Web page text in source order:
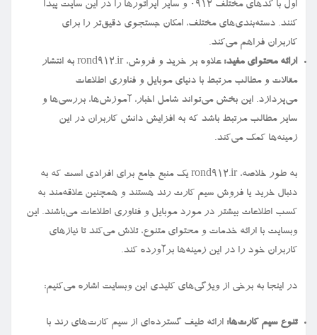
اول با کدهای مختلف ۰۹۱۲ و سایر اپراتورها را در این سایت پیدا
کنند. دسته‌بندی‌های مختلف، امکان جستجوی دقیق‌تر را برای
کاربران فراهم می‌کند.
ارائه محتوای مفید:
علاوه بر خرید و فروش، rond912.ir به انتشار
مقالات و مطالب مرتبط با دنیای موبایل و فناوری اطلاعات
می‌پردازد. این بخش می‌تواند شامل اخبار، آموزش‌ها، بررسی‌ها و
سایر مطالب مرتبط باشد که به افزایش دانش کاربران در این
زمینه‌ها کمک می‌کند.
به طور خلاصه، rond912.ir یک منبع جامع برای افرادی است که به
دنبال خرید یا فروش سیم کارت رند هستند و همچنین علاقه‌مند به
کسب اطلاعات بیشتر در مورد موبایل و فناوری اطلاعات می‌باشند. این
وبسایت با ارائه خدمات و محتوای متنوع، تلاش می‌کند تا نیازهای
کاربران خود را در این زمینه‌ها برآورده کند.
در اینجا به برخی از ویژگی‌های کلیدی این وبسایت اشاره می‌کنیم:
تنوع سیم کارت‌ها: ارائه طیف گسترده‌ای از سیم کارت‌های رند با